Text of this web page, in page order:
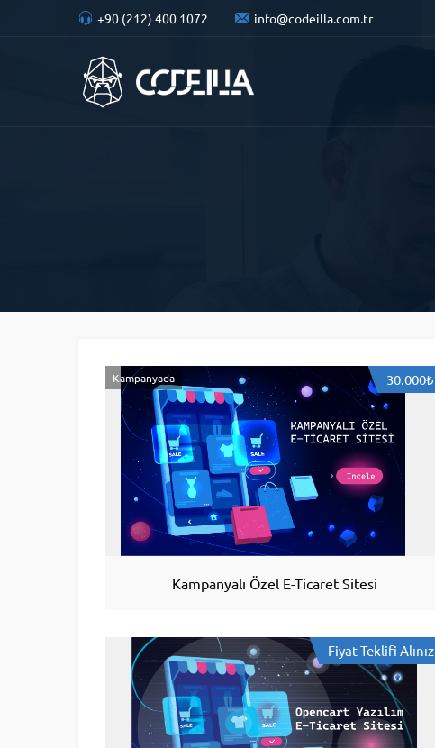
+90 (212) 400 1072 info@codeilla.com.tr
Kampanyada 30.000₺
Kampanyalı Özel E-Ticaret Sitesi
Fiyat Teklifi Alınız